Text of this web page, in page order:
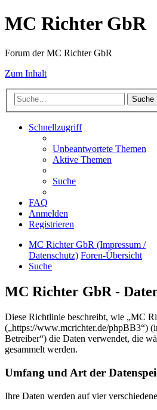
MC Richter GbR
Forum der MC Richter GbR
Zum Inhalt
Suche
Schnellzugriff
Unbeantwortete Themen
Aktive Themen
Suche
FAQ
Anmelden
Registrieren
MC Richter GbR (Impressum /
Datenschutz) Foren-Übersicht
Suche
MC Richter GbR -
Diese Richtlinie beschreibt, wie „MC
(„https://www.mcrichter.de/phpBB3“)
Betreiber“) die Daten verwendet, die
gesammelt werden.
Umfang und Art der
Ihre Daten werden auf vier